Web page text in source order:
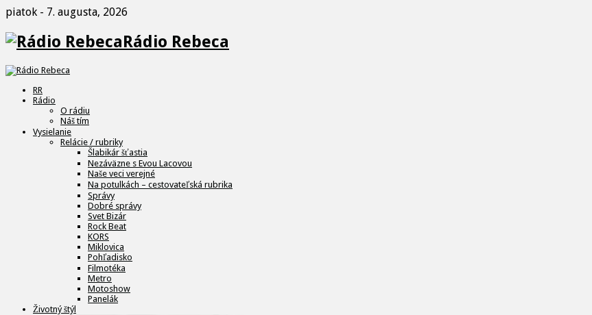
piatok - 7. augusta, 2026
Rádio Rebeca
RR
Rádio
O rádiu
Náš tím
Vysielanie
Relácie / rubriky
Šlabikár šťastia
Nezáväzne s Evou Lacovou
Naše veci verejné
Na potulkách – cestovateľská rubrika
Správy
Dobré správy
Svet Bizár
Rock Beat
KORS
Miklovica
Pohľadisko
Filmotéka
Metro
Motoshow
Panelák
Životný štýl